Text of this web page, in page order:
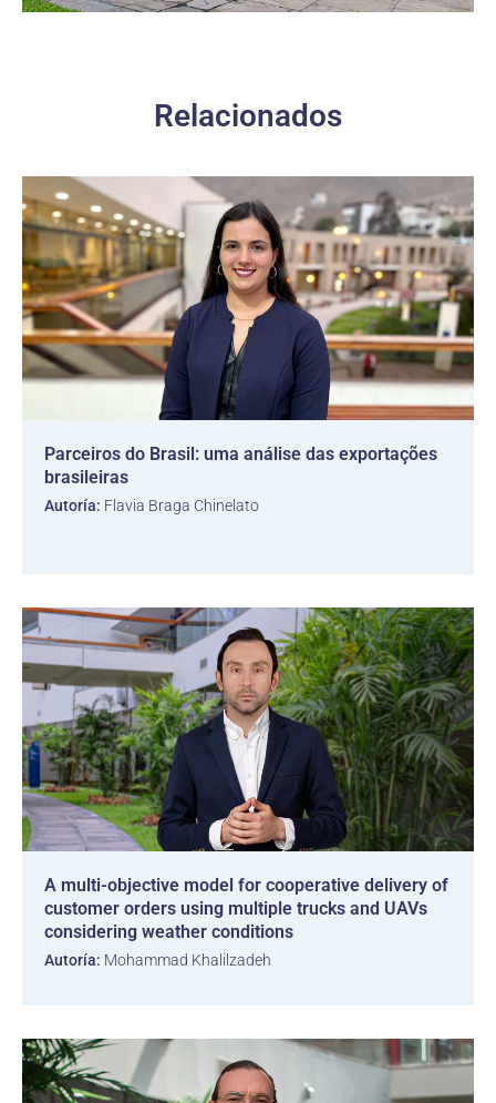
Relacionados
Parceiros do Brasil: uma análise das exportações
brasileiras
Autoría: Flavia Braga Chinelato
A multi-objective model for cooperative delivery of
customer orders using multiple trucks and UAVs
considering weather conditions
Autoría: Mohammad Khalilzadeh